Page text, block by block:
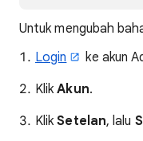
Untuk mengubah
Login
ke akun
KlikAkun.
KlikSetelan, lalu